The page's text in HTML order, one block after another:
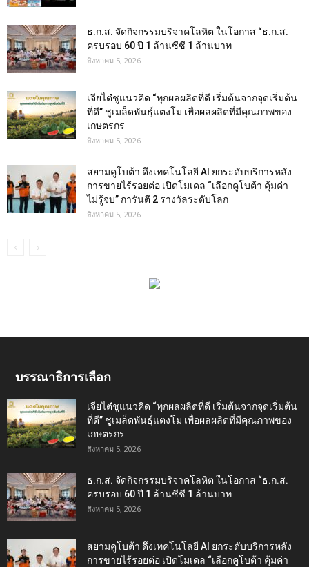
ธ.ก.ส. จัดกิจกรรมบริจาคโลหิต ในโอกาส “ธ.ก.ส.
ครบรอบ 60 ปี 1 ล้านซีซี 1 ล้านบาท
สิงหาคม 5, 2026
เจียไต๋ชูแนวคิด “ทุกผลผลิตที่ดี เริ่มต้นจากจุดเริ่มต้น
ที่ดี” ชูเมล็ดพันธุ์แตงโม เพื่อผลผลิตที่มีคุณภาพของ
เกษตรกร
สิงหาคม 5, 2026
สยามคูโบต้า ดึงเทคโนโลยี AI ยกระดับบริการหลัง
การขายไร้รอยต่อ เปิดโมเดล “เลือกคูโบต้า คุ้มค่า
ไม่รู้จบ” การันตี 2 รางวัลระดับโลก
สิงหาคม 5, 2026
บรรณาธิการเลือก
เจียไต๋ชูแนวคิด “ทุกผลผลิตที่ดี เริ่มต้นจากจุดเริ่มต้น
ที่ดี” ชูเมล็ดพันธุ์แตงโม เพื่อผลผลิตที่มีคุณภาพของ
เกษตรกร
สิงหาคม 5, 2026
ธ.ก.ส. จัดกิจกรรมบริจาคโลหิต ในโอกาส “ธ.ก.ส.
ครบรอบ 60 ปี 1 ล้านซีซี 1 ล้านบาท
สิงหาคม 5, 2026
สยามคูโบต้า ดึงเทคโนโลยี AI ยกระดับบริการหลัง
การขายไร้รอยต่อ เปิดโมเดล “เลือกคูโบต้า คุ้มค่า